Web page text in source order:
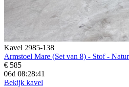
Kavel 2985-138
Armstoel Mare (Set van 8) - Stof -
€ 585
06d 08:28:39
Bekijk kavel